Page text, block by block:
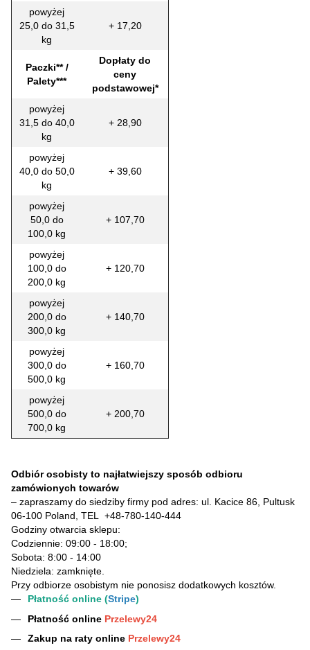
powyżej
25,0 do 31,5
kg
+ 17,20
Paczki** /
Palety***
Dopłaty do
ceny
podstawowej*
powyżej
31,5 do 40,0
kg
+ 28,90
powyżej
40,0 do 50,0
kg
+ 39,60
powyżej
50,0 do
100,0 kg
+ 107,70
powyżej
100,0 do
200,0 kg
+ 120,70
powyżej
200,0 do
300,0 kg
+ 140,70
powyżej
300,0 do
500,0 kg
+ 160,70
powyżej
500,0 do
700,0 kg
+ 200,70
Odbiór osobisty to najłatwiejszy sposób odbioru
zamówionych towarów
– zapraszamy do siedziby firmy pod adres: ul. Kacice 86, Pultusk
06-100 Poland, TEL +48-780-140-444
Godziny otwarcia sklepu:
Codziennie: 09:00 - 18:00;
Sobota: 8:00 - 14:00
Niedziela: zamknięte.
Przy odbiorze osobistym nie ponosisz dodatkowych kosztów.
Płatność online (Stripe)
Płatność online Przelewy24
Zakup na raty online Przelewy24